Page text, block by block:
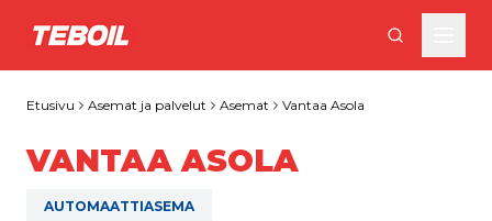
Siirry pääsisältöön
Etusivu Asemat ja palvelut Asemat Vantaa Asola
VANTAA ASOLA
AUTOMAATTIASEMA